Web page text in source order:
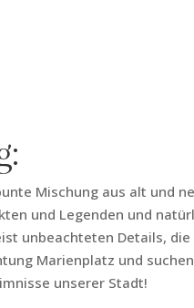
Mischung aus alt und
und Legenden und
unbeachteten Details,
Marienplatz und
unserer Stadt!